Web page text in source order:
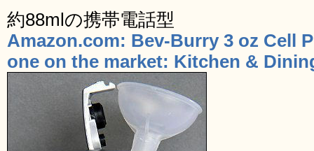
約88mlの携帯電話型
Amazon.com: Bev-Burry 3 oz Cell
one on the market: Kitchen &